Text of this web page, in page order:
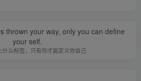
thrown your way, only you can define
your self.
什么标签，只有你才能定义你自己